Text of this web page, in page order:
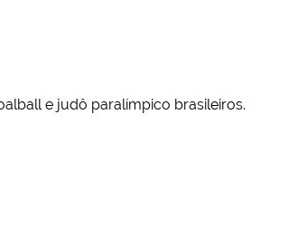
e judô paralímpico brasileiros.